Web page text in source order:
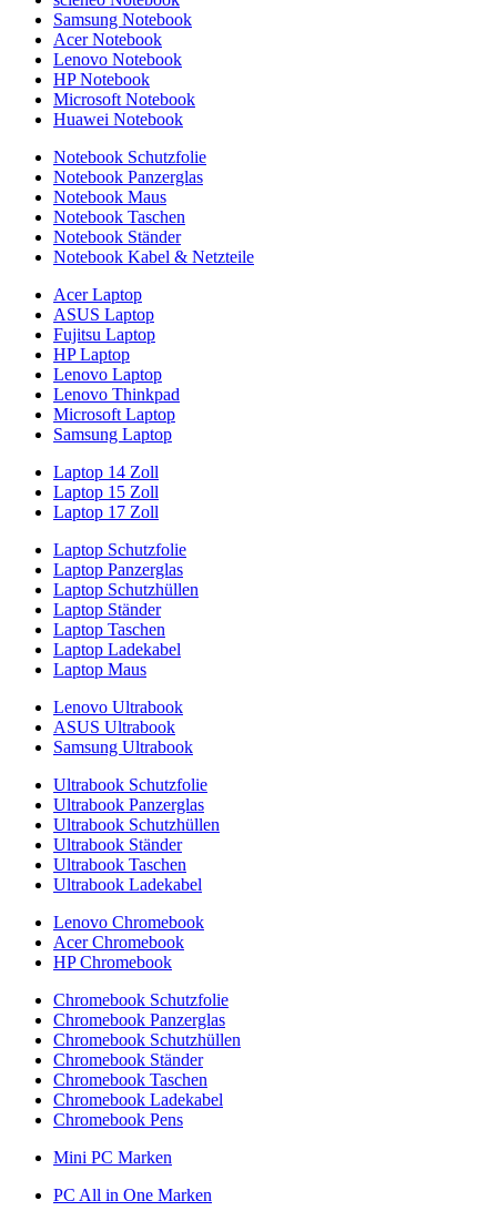
Samsung Notebook
Acer Notebook
Lenovo Notebook
HP Notebook
Microsoft Notebook
Huawei Notebook
Notebook Schutzfolie
Notebook Panzerglas
Notebook Maus
Notebook Taschen
Notebook Ständer
Notebook Kabel & Netzteile
Acer Laptop
ASUS Laptop
Fujitsu Laptop
HP Laptop
Lenovo Laptop
Lenovo Thinkpad
Microsoft Laptop
Samsung Laptop
Laptop 14 Zoll
Laptop 15 Zoll
Laptop 17 Zoll
Laptop Schutzfolie
Laptop Panzerglas
Laptop Schutzhüllen
Laptop Ständer
Laptop Taschen
Laptop Ladekabel
Laptop Maus
Lenovo Ultrabook
ASUS Ultrabook
Samsung Ultrabook
Ultrabook Schutzfolie
Ultrabook Panzerglas
Ultrabook Schutzhüllen
Ultrabook Ständer
Ultrabook Taschen
Ultrabook Ladekabel
Lenovo Chromebook
Acer Chromebook
HP Chromebook
Chromebook Schutzfolie
Chromebook Panzerglas
Chromebook Schutzhüllen
Chromebook Ständer
Chromebook Taschen
Chromebook Ladekabel
Chromebook Pens
Mini PC Marken
PC All in One Marken